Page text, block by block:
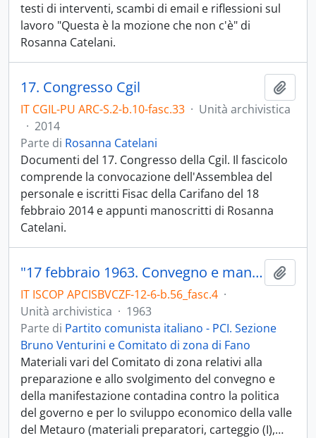
testi di interventi, scambi di email e riflessioni sul
lavoro "Questa è la mozione che non c'è" di
Rosanna Catelani.
17. Congresso Cgil
IT CGIL-PU ARC-S.2-b.10-fasc.33 · Unità archivistica
· 2014
Parte di Rosanna Catelani
Documenti del 17. Congresso della Cgil. Il fascicolo
comprende la convocazione dell'Assemblea del
personale e iscritti Fisac della Carifano del 18
febbraio 2014 e appunti manoscritti di Rosanna
Catelani.
"17 febbraio 1963. Convegno e manifestazione contadina per lo sviluppo economico e la riforma agraria"
IT ISCOP APCISBVCZF-12-6-b.56_fasc.4 ·
Unità archivistica · 1963
Parte di Partito comunista italiano - PCI. Sezione
Bruno Venturini e Comitato di zona di Fano
Materiali vari del Comitato di zona relativi alla
preparazione e allo svolgimento del convegno e
della manifestazione contadina contro la politica
del governo e per lo sviluppo economico della valle
del Metauro (materiali preparatori, carteggio (I),…